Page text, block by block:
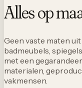
Alles op
Geen vaste maten
badmeubels,
met een
materialen,
vakmensen.